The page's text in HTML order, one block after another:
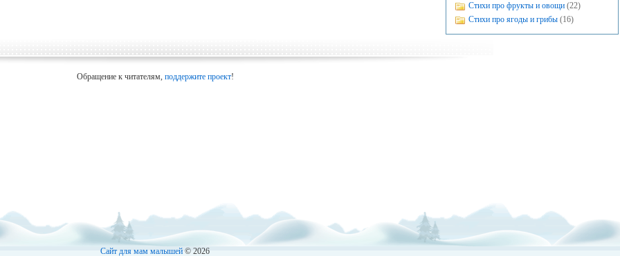
Стихи про фрукты и овощи (22)
Стихи про ягоды и грибы (16)
Обращение к читателям, поддержите проект!
Сайт для мам малышей© 2026